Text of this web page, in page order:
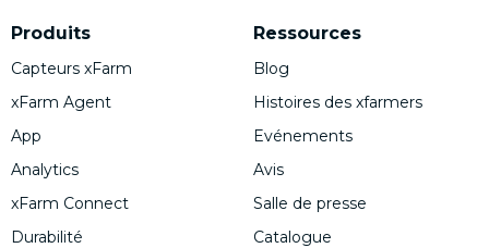
Produits
Capteurs xFarm
xFarm Agent
App
Analytics
xFarm Connect
Durabilité
Ressources
Blog
Histoires des xfarmers
Evénements
Avis
Salle de presse
Catalogue